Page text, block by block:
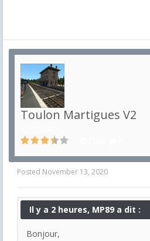
Toulon Martigues V2
Posted November 13, 2020
Il y a 2 heures, MP89 a dit :
Bonjour,